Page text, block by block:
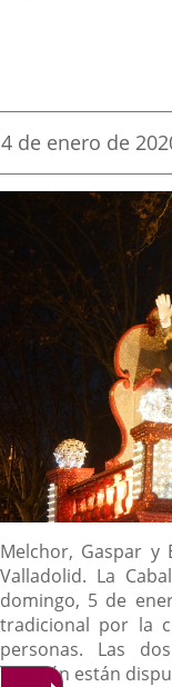
Fecha
la
4 de enero de
Descripción
Melchor, Gaspar
Valladolid. La
domingo, 5 de
tradicional por la
personas. Las
también están